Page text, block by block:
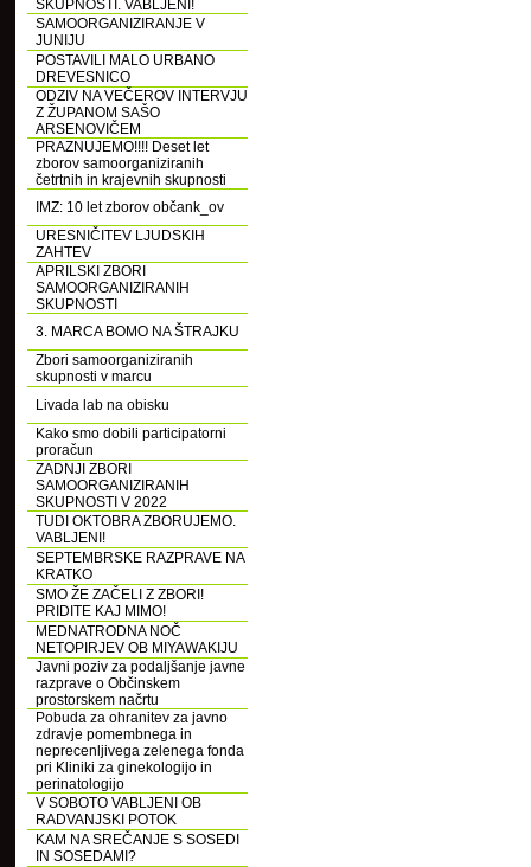
SKUPNOSTI. VABLJENI!
SAMOORGANIZIRANJE V
JUNIJU
POSTAVILI MALO URBANO
DREVESNICO
ODZIV NA VEČEROV INTERVJU
Z ŽUPANOM SAŠO
ARSENOVIČEM
PRAZNUJEMO!!!! Deset let
zborov samoorganiziranih
četrtnih in krajevnih skupnosti
IMZ: 10 let zborov občank_ov
URESNIČITEV LJUDSKIH
ZAHTEV
APRILSKI ZBORI
SAMOORGANIZIRANIH
SKUPNOSTI
3. MARCA BOMO NA ŠTRAJKU
Zbori samoorganiziranih
skupnosti v marcu
Livada lab na obisku
Kako smo dobili participatorni
proračun
ZADNJI ZBORI
SAMOORGANIZIRANIH
SKUPNOSTI V 2022
TUDI OKTOBRA ZBORUJEMO.
VABLJENI!
SEPTEMBRSKE RAZPRAVE NA
KRATKO
SMO ŽE ZAČELI Z ZBORI!
PRIDITE KAJ MIMO!
MEDNATRODNA NOČ
NETOPIRJEV OB MIYAWAKIJU
Javni poziv za podaljšanje javne
razprave o Občinskem
prostorskem načrtu
Pobuda za ohranitev za javno
zdravje pomembnega in
neprecenljivega zelenega fonda
pri Kliniki za ginekologijo in
perinatologijo
V SOBOTO VABLJENI OB
RADVANJSKI POTOK
KAM NA SREČANJE S SOSEDI
IN SOSEDAMI?